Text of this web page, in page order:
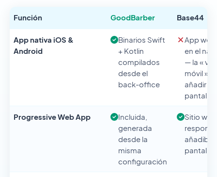
Función GoodBarber Base44
App nativa iOS &
Android
Binarios Swift
+ Kotlin
compilados
desde el
back-office
App
en el
— la «
móvil »
añadir a
pantalla
Progressive Web App
Incluida,
generada
desde la
misma
configuración
Sitio web
añadible
pantalla